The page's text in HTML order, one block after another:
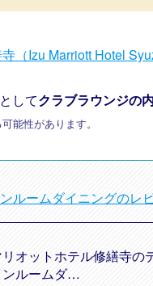
（Izu Marriott Hotel
してクラブラウンジの
能性があります。
ルームダイニングのレ
リオットホテル修繕寺
ンルームダ…